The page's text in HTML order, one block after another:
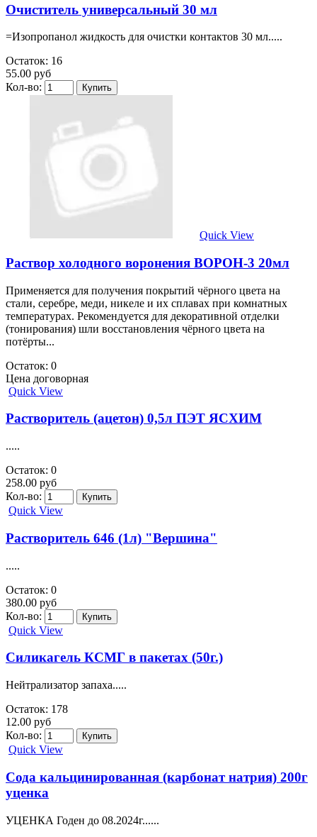
Очиститель универсальный 30 мл
=Изопропанол жидкость для очистки контактов 30 мл.....
Остаток: 16
55.00 руб
Кол-во:
Quick View
Раствор холодного воронения ВОРОН-3 20мл
Применяется для получения покрытий чёрного цвета на
стали, серебре, меди, никеле и их сплавах при комнатных
температурах. Рекомендуется для декоративной отделки
(тонирования) шли восстановления чёрного цвета на
потёрты...
Остаток: 0
Цена договорная
Quick View
Растворитель (ацетон) 0,5л ПЭТ ЯСХИМ
.....
Остаток: 0
258.00 руб
Кол-во:
Quick View
Растворитель 646 (1л) "Вершина"
.....
Остаток: 0
380.00 руб
Кол-во:
Quick View
Силикагель КСМГ в пакетах (50г.)
Нейтрализатор запаха.....
Остаток: 178
12.00 руб
Кол-во:
Quick View
Сода кальцинированная (карбонат натрия) 200г
уценка
УЦЕНКА Годен до 08.2024г......